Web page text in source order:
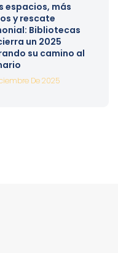
espacios, más
y rescate
Bibliotecas
un 2025
su camino al
De 2025